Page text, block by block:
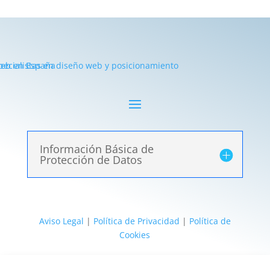
Información Básica de
Protección de Datos
Aviso Legal | Política de Privacidad | Política de
Cookies